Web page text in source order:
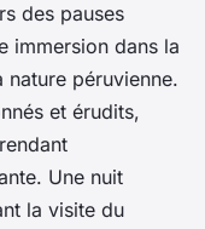
des pauses
immersion dans la
péruvienne.
et érudits,
Une nuit
la visite du